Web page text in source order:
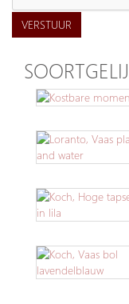
VERSTUUR